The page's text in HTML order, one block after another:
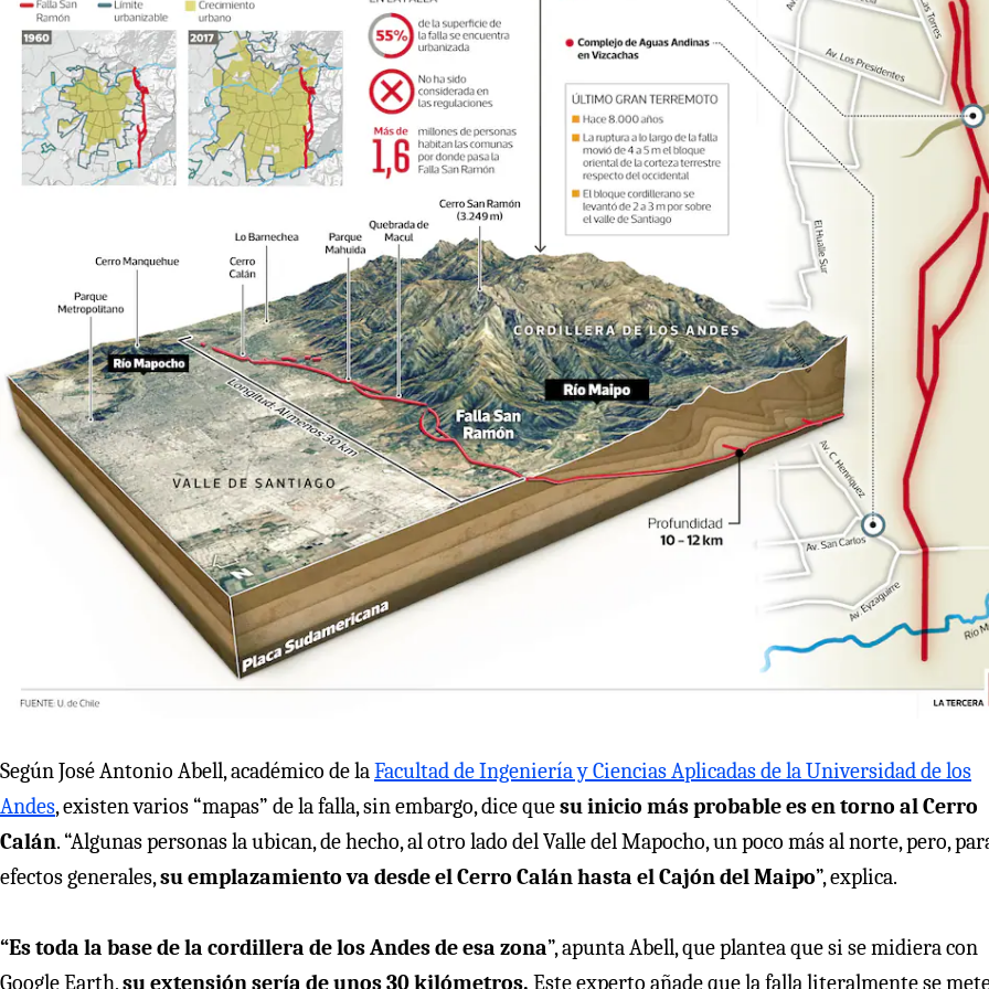
Según José Antonio Abell, académico de laFacultad de Ingeniería y Ciencias Aplicadas de la Universidad de los
Andes, existen varios “mapas” de la falla, sin embargo, dice quesu inicio más probable es en torno al Cerro
Calán. “Algunas personas la ubican, de hecho, al otro lado del Valle del Mapocho, un poco más al norte, pero,
efectos generales,su emplazamiento va desde el Cerro Calán hasta el Cajón del Maipo”, explica.
“Es toda la base de la cordillera de los Andes de esa zona”, apunta Abell, que plantea que si se midiera con
Google Earth,su extensión sería de unos 30 kilómetros. Este experto añade que la falla literalmente se